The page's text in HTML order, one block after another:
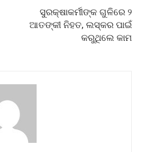
ସୁରକ୍ଷାକର୍ମୀଙ୍କ ଗୁଳିରେ ୨
ଆତଙ୍କୀ ନିହତ, ଲସ୍କର ପାଇଁ
କରୁଥିଲେ କାମ